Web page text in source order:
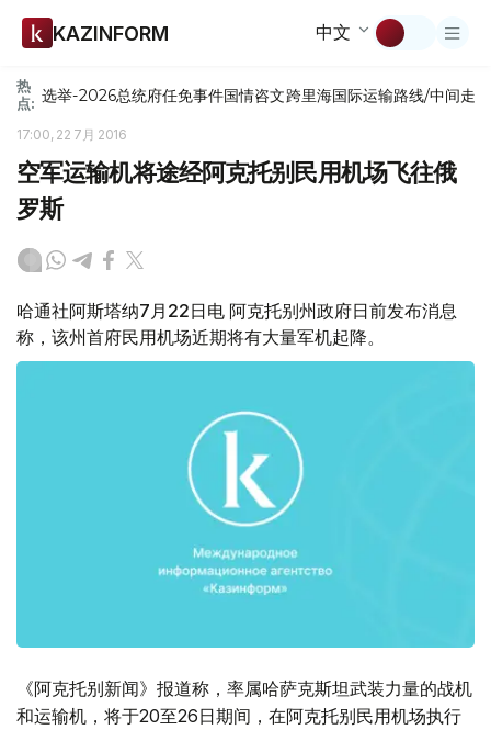
KAZINFORM 中文
热
点: 选举-2026总统府任免事件国情咨文跨里海国际运输路线/中间走廊
17:00, 22 7月 2016
空军运输机将途经阿克托别民用机场飞往俄
罗斯
哈通社阿斯塔纳7月22日电 阿克托别州政府日前发布消息
称，该州首府民用机场近期将有大量军机起降。
《阿克托别新闻》报道称，率属哈萨克斯坦武装力量的战机
和运输机，将于20至26日期间，在阿克托别民用机场执行